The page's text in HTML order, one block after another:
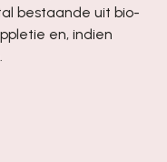
bestaande uit bio-
en, indien